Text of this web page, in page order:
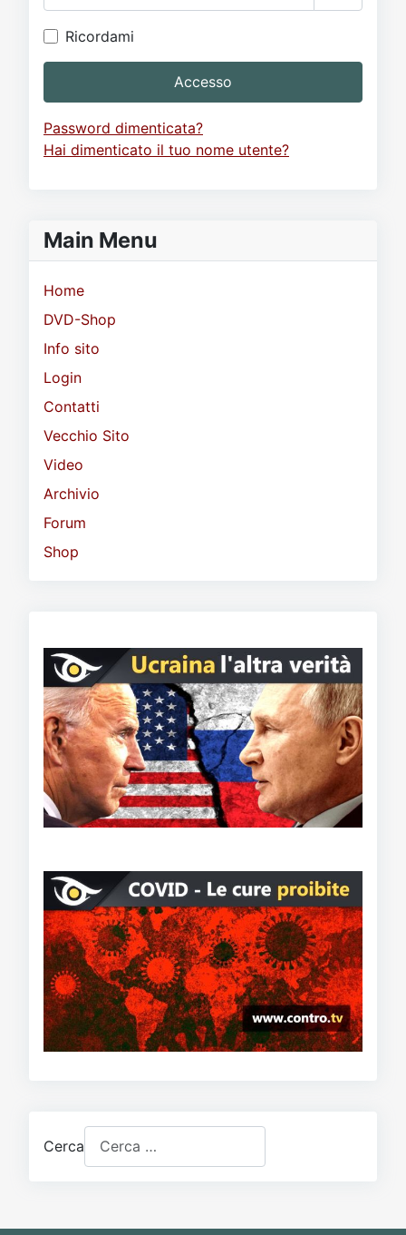
Mostra
Ricordami
Accesso
Password dimenticata?
Hai dimenticato il tuo nome utente?
Main Menu
Home
DVD-Shop
Info sito
Login
Contatti
Vecchio Sito
Video
Archivio
Forum
Shop
Cerca